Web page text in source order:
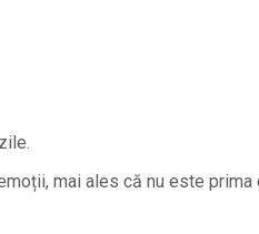
mai ales că nu este